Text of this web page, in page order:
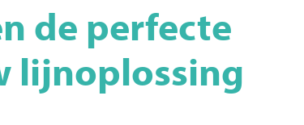
de perfecte
lijnoplossing